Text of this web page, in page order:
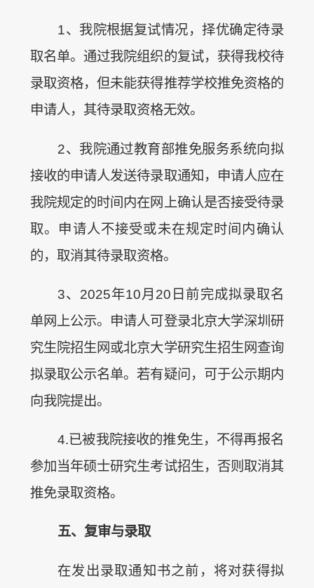
1、我院根据复试情况，择优确定待录
取名单。通过我院组织的复试，获得我校待
录取资格，但未能获得推荐学校推免资格的
申请人，其待录取资格无效。
2、我院通过教育部推免服务系统向拟
接收的申请人发送待录取通知，申请人应在
我院规定的时间内在网上确认是否接受待录
取。申请人不接受或未在规定时间内确认
的，取消其待录取资格。
3、2025年10月20日前完成拟录取名
单网上公示。申请人可登录北京大学深圳研
究生院招生网或北京大学研究生招生网查询
拟录取公示名单。若有疑问，可于公示期内
向我院提出。
4.已被我院接收的推免生，不得再报名
参加当年硕士研究生考试招生，否则取消其
推免录取资格。
五、复审与录取
在发出录取通知书之前，将对获得拟